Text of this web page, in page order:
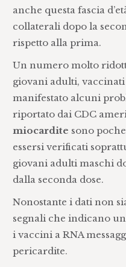
anche questa fascia
collaterali dopo la
rispetto alla prima.
Un numero molto
giovani adulti,
manifestato alcuni
riportato dai CDC
miocardite sono
essersi verificati
giovani adulti maschi
dalla seconda dose.
Nonostante i dati non
segnali che indicano
i vaccini a RNA
pericardite.